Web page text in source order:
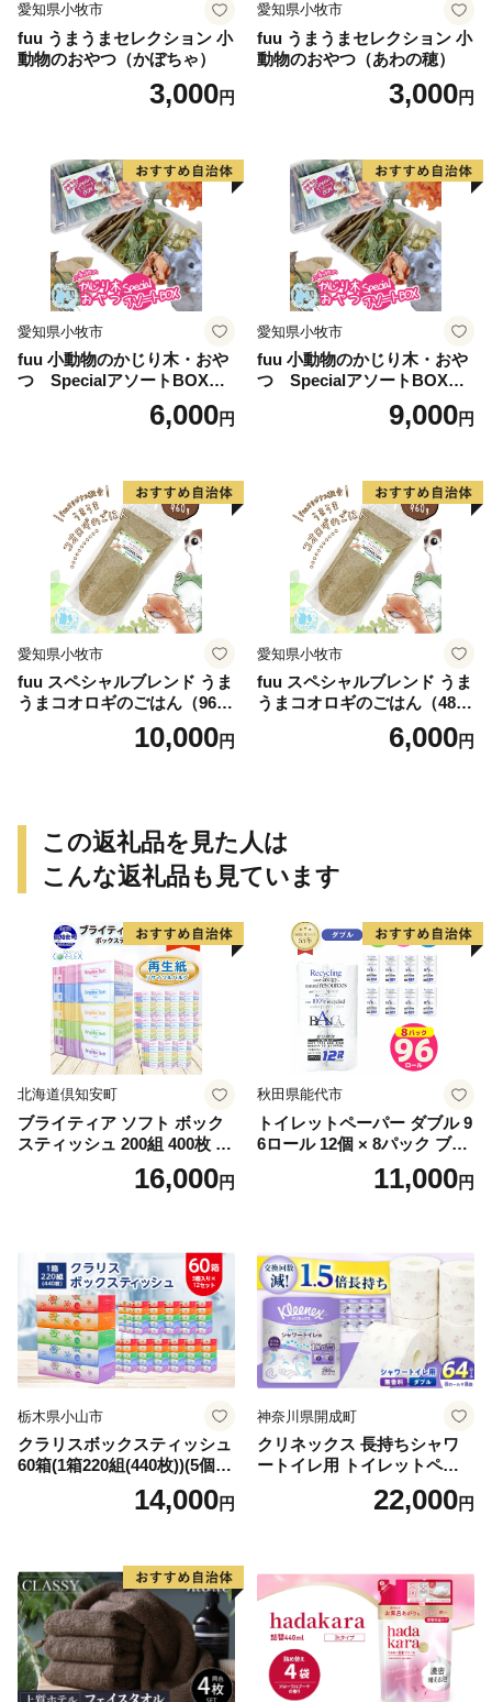
愛知県小牧市
fuu うまうまセレクション 小
動物のおやつ（かぼちゃ）
3,000円
愛知県小牧市
fuu うまうまセレクション 小
動物のおやつ（あわの穂）
3,000円
愛知県小牧市
fuu 小動物のかじり木・おや
つ SpecialアソートBOX（1
6,000円
愛知県小牧市
fuu 小動物のかじり木・おや
つ SpecialアソートBOX（2
9,000円
愛知県小牧市
fuu スペシャルブレンド うま
うまコオロギのごはん（960
10,000円
愛知県小牧市
fuu スペシャルブレンド うま
うまコオロギのごはん（480
6,000円
この返礼品を見た人は
こんな返礼品も見ています
北海道倶知安町
ブライティア ソフト ボック
スティッシュ 200組 400枚 60
箱 日本製 まとめ買い ティッ
シュ リサイクル 長持 防災 常
倶知安町 日用品
16,000円
秋田県能代市
トイレットペーパー ダブル 9
6ロール 12個 × 8パック ブラ
ンカ 再生紙 100％ 芯あり 日
用品 消耗品 無香料 生活用品
11,000円
栃木県小山市
クラリスボックスティッシュ
60箱(1箱220組(440枚))(5個入
り×12セット)【1256759】
14,000円
神奈川県開成町
クリネックス 長持ちシャワ
ートイレ用 トイレットペー
パー（ダブル）64ロール(8ロ
ール×8パック) 開成町 トイレ
蓄 防災 エコ 消耗品 生活雑貨
生活用品 無香料 トイレット
ペーパー ダブル といれっと
ぺーぱー トイレ クレシア ト
イレットペーパー [BDBH002
-1]
22,000円